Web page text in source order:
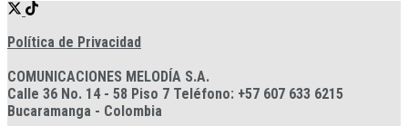
Política de Privacidad
COMUNICACIONES MELODÍA S.A.
Calle 36 No. 14 - 58 Piso 7 Teléfono: +57 607 633 6215
Bucaramanga - Colombia